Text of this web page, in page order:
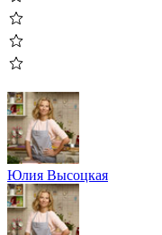
Юлия Высоцкая